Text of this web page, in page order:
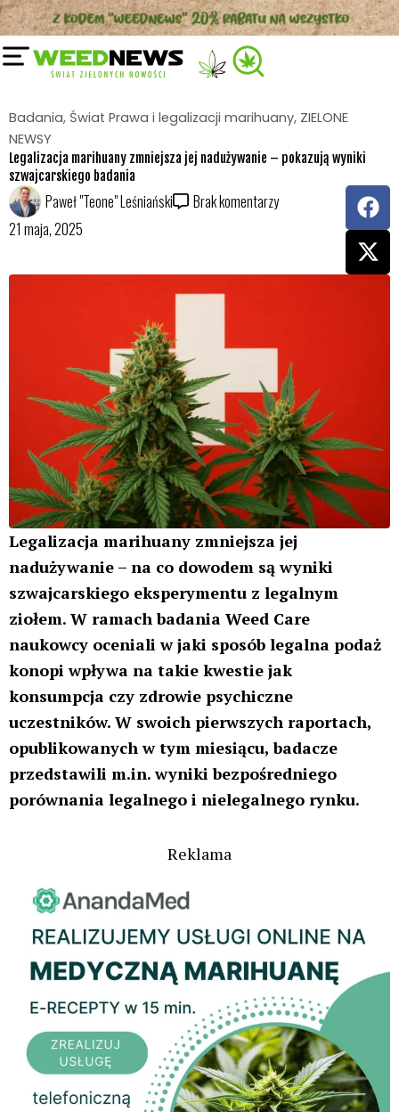
Przejdź
do
treści
Badania, Świat Prawa i legalizacji marihuany, ZIELONE
NEWSY
Legalizacja marihuany zmniejsza jej nadużywanie – pokazują wyniki
szwajcarskiego badania
Paweł "Teone" Leśniański
Brak komentarzy
21 maja, 2025
F
a
c
e
b
X
-
t
w
i
Legalizacja marihuany zmniejsza jej
nadużywanie – na co dowodem są wyniki
szwajcarskiego eksperymentu z legalnym
ziołem. W ramach badania Weed Care
naukowcy oceniali w jaki sposób legalna podaż
konopi wpływa na takie kwestie jak
konsumpcja czy zdrowie psychiczne
uczestników. W swoich pierwszych raportach,
opublikowanych w tym miesiącu, badacze
przedstawili m.in. wyniki bezpośredniego
porównania legalnego i nielegalnego rynku.
Reklama